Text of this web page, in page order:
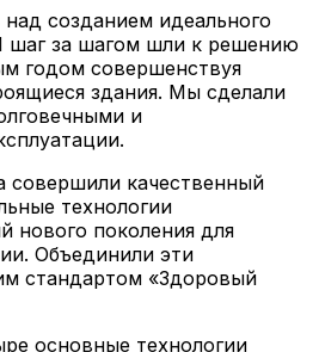
созданием идеального
шаг за шагом шли к решению
годом совершенствуя
здания. Мы сделали
и
совершили качественный
технологии
нового поколения для
Объединили эти
стандартом «Здоровый
основные технологии